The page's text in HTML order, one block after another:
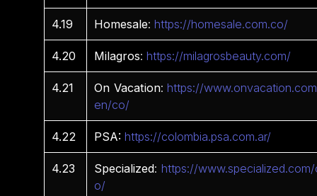
4.19 Homesale:https://homesale.com.co/
4.20 Milagros:https://milagrosbeauty.com/
4.21 On Vacation:https://
en/co/
4.22 PSA: https://colombia.psa.com.ar/
4.23 Specialized:https://
o/